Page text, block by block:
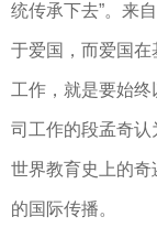
统传承下去”。来
于爱国，而爱国
工作，就是要始终
司工作的段孟奇
世界教育史上的
的国际传播。